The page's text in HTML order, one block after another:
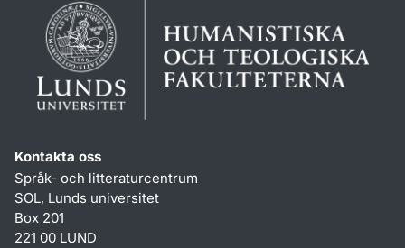
Kontakta oss
Språk- och litteraturcentrum
SOL, Lunds universitet
Box 201
221 00 LUND